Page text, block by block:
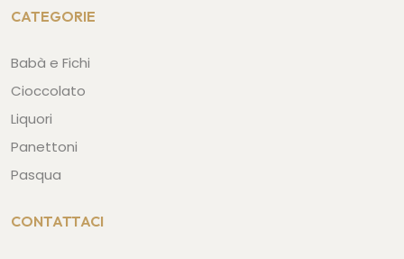
CATEGORIE
Babà e Fichi
Cioccolato
Liquori
Panettoni
Pasqua
CONTATTACI